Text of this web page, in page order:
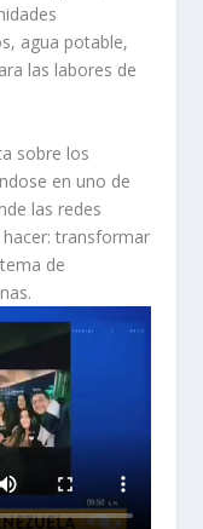
agua potable,
las labores de
sobre los
en uno de
las redes
transformar
de